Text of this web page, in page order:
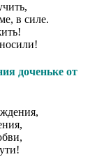
в силе.
доченьке от